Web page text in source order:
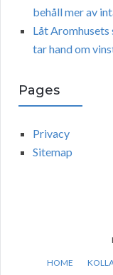
behåll mer av
Låt
tar hand om
Pages
Privacy
Sitemap
HOME